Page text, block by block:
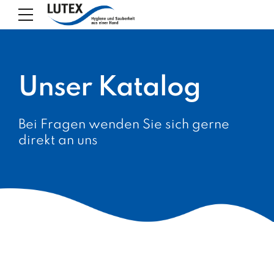
Unser Katalog
Bei Fragen wenden Sie sich gerne
direkt an uns